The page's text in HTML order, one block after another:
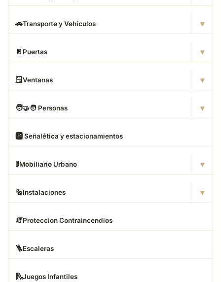
🚗Transporte y Vehículos ▾
🚪 Puertas ▾
🪟Ventanas ▾
🧑‍🤝‍🧑 Personas ▾
🅿️ Señalética y estacionamientos
🚦Mobiliario Urbano ▾
🔩Instalaciones ▾
🧯Proteccion Contraincendios
🪜Escaleras
🛝Juegos Infantiles